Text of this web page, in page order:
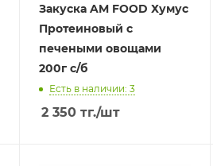
Закуска AM FOOD Хумус
Протеиновый с
печеными овощами
200г с/б
Есть в наличии: 3
2 350 тг./шт